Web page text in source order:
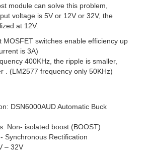
module can solve this problem,
voltage is 5V or 12V or 32V, the
at 12V.
MOSFET switches enable efficiency up
is 3A)
400KHz, the ripple is smaller,
. (LM2577 frequency only 50KHz)
DSN6000AUD Automatic Buck
Non- isolated boost (BOOST)
Synchronous Rectification
– 32V